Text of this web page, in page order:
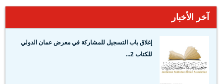
آخر الأخبار
إغلاق باب التسجيل للمشاركة في معرض عمان الدولي
للكتاب 2...